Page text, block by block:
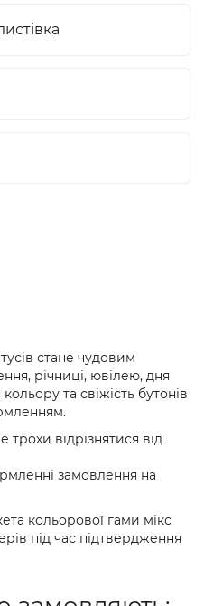
стане чудовим
річниці, ювілею, дня
та свіжість бутонів
відрізнятися від
замовлення на
кольорової гами мікс
під час підтвердження